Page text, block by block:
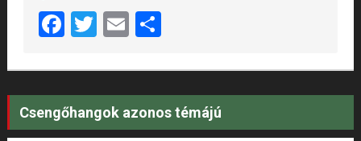
Facebook
Twitter
EmailShare
Csengőhangok azonos témájú